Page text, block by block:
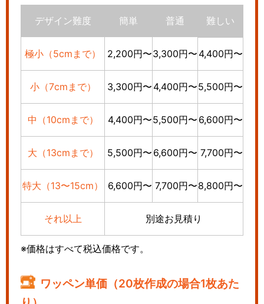
デザイン難度 簡単 普通 難しい
極小（5cmまで） 2,200円〜3,300円〜 4,400円〜
小（7cmまで） 3,300円〜 4,400円〜5,500円〜
中（10cmまで） 4,400円〜5,500円〜 6,600円〜
大（13cmまで） 5,500円〜 6,600円〜 7,700円〜
特大（13〜15cm） 6,600円〜 7,700円〜8,800円〜
それ以上 別途お見積り
※価格はすべて税込価格です。
ワッペン単価（20枚作成の場合1枚あた